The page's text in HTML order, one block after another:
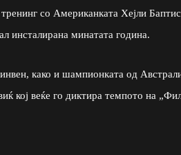
со Американката Хејли
инсталирана минатата година.
како и шампионката од
кој веќе го диктира темпото на